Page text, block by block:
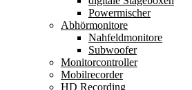
Powermischer
Abhörmonitore
Nahfeldmonitore
Subwoofer
Monitorcontroller
Mobilrecorder
HD Recording